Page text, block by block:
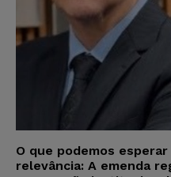
O que podemos
relevância: A emenda